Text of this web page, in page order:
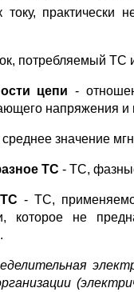
практически
потребляемый ТС
цепи -
напряжения и
среднее значение
ТС - ТС,
- ТС,
которое не